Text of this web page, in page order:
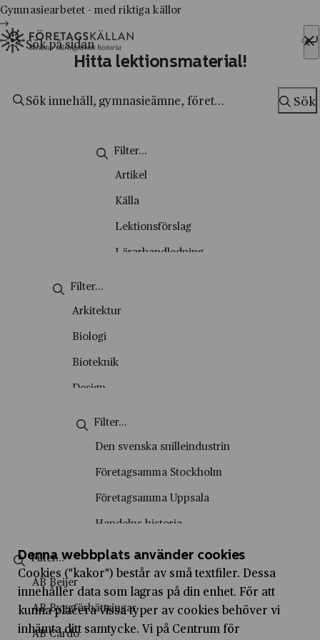
Hoppa till innehåll
Till innehåll
Gymnasiearbetet - med riktiga källor
Sök efter:
Hitta lektionsmaterial!
Sök
Sök
Artikel
Källa
Lektionsförslag
Lärarhandledning
Arkitektur
Biologi
Bioteknik
Design
Engelska
Entreprenörskap
Entreprenörskap och företagande
Film- och tv-produktion
Företagsekonomi
Försäljning och kundservice
Den svenska snilleindustrin
Företagsamma Stockholm
Företagsamma Uppsala
Handelns historia
Handelshistoriska vandringar
Historiesyner
History marketing
IVA Entreprenörskapsakademi
AB Beijer
AB Byggförbättringar
AB Cardo
Denna webbplats använder cookies
Cookies ("kakor") består av små textfiler. Dessa
innehåller data som lagras på din enhet. För att
kunna placera vissa typer av cookies behöver vi
inhämta ditt samtycke. Vi på Centrum för